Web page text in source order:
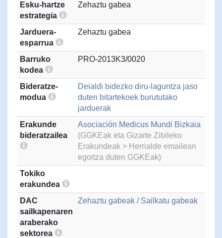
Esku-hartze
estrategia
Zehaztu gabea
Jarduera-
esparrua
Zehaztu gabea
Barruko
kodea
PRO-2013K3/0020
Bideratze-
modua
Deialdi bidezko diru-laguntza jaso
duten bitartekoek burututako
jarduerak
Erakunde
bideratzailea
Asociación Medicus Mundi Bizkaia
(GGKEak eta Gizarte Zibileko
Erakundeak > Herrialde emailean
egoitza duten GGKEak)
Tokiko
erakundea
DAC
sailkapenaren
araberako
sektorea
Zehaztu gabeak / Sailkatu gabeak